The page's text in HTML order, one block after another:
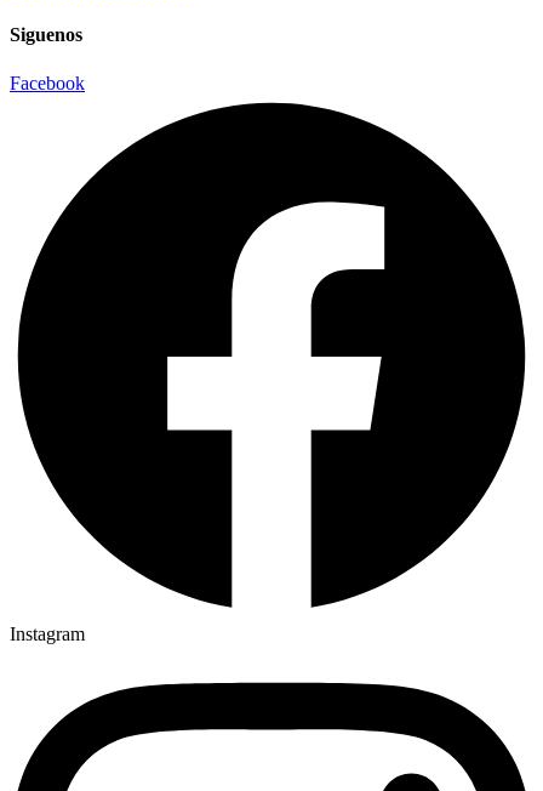
Siguenos
Facebook
Instagram